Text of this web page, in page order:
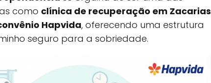
como clínica de recuperação em Zacarias
Hapvida, oferecendo uma estrutura
seguro para a sobriedade.